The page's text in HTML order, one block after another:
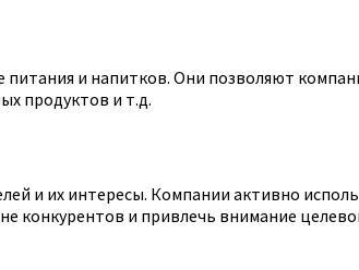
и напитков. Они позволяют
продуктов и т.д.
и их интересы. Компании активно
конкурентов и привлечь внимание